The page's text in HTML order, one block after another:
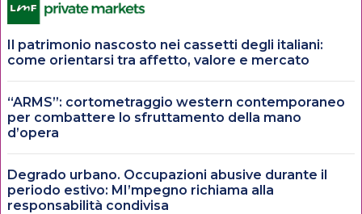
Il patrimonio nascosto nei cassetti degli italiani:
come orientarsi tra affetto, valore e mercato
“ARMS”: cortometraggio western contemporaneo
per combattere lo sfruttamento della mano
d’opera
Degrado urbano. Occupazioni abusive durante il
periodo estivo: MI’mpegno richiama alla
responsabilità condivisa